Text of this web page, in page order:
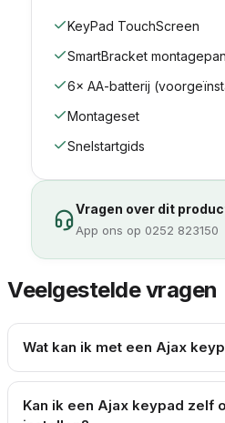
KeyPad TouchScreen
SmartBracket
6× AA-batterij
Montageset
Snelstartgids
Vragen over dit
App ons op 0252 823150
Veelgestelde vragen
Wat kan ik met een Ajax
Kan ik een Ajax keypad zelf